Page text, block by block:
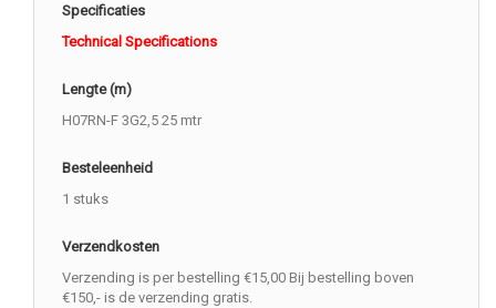
Specificaties
Technical Specifications
Lengte (m)
H07RN-F 3G2,5 25 mtr
Besteleenheid
1 stuks
Verzendkosten
Verzending is per bestelling €15,00 Bij bestelling boven
€150,- is de verzending gratis.